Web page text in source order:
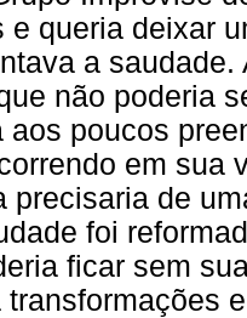
e queria deixar
a
não poderia
aos poucos
em sua
precisaria de
foi
ficar sem